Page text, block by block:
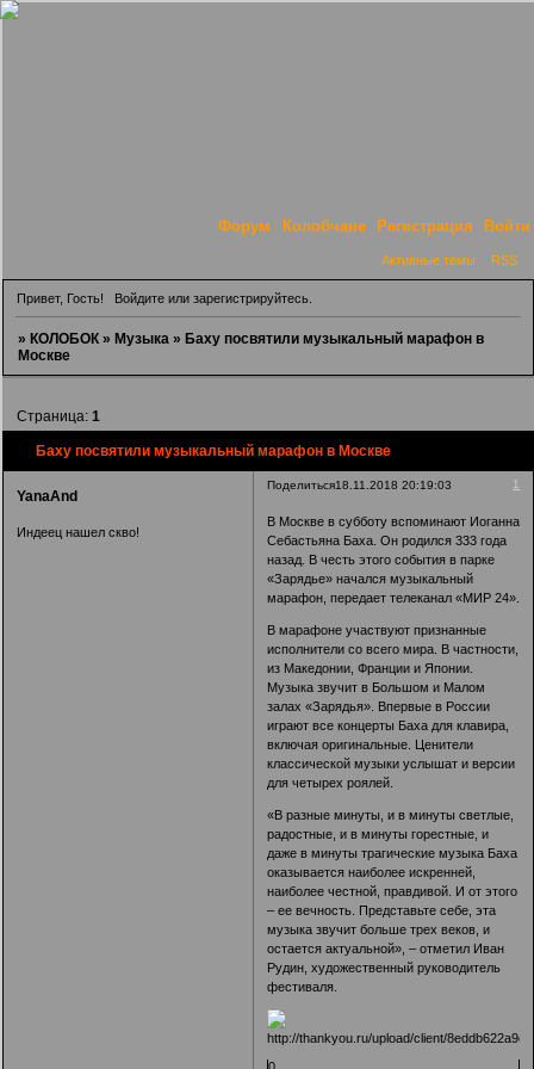
Форум Колобчане Регистрация Войти
Активные темы RSS
Привет, Гость! Войдитеили зарегистрируйтесь.
»КОЛОБОК »Музыка »Баху посвятили музыкальный марафон в
Москве
Баху посвятили музыкальный марафон в Москве
Страница:1
Поделиться 1
18.11.2018 20:19:03
YanaAnd
Индеец нашел скво!
В Москве в субботу вспоминают Иоганна
Себастьяна Баха. Он родился 333 года
назад. В честь этого события в парке
«Зарядье» начался музыкальный
марафон, передает телеканал «МИР 24».
В марафоне участвуют признанные
исполнители со всего мира. В частности,
из Македонии, Франции и Японии.
Музыка звучит в Большом и Малом
залах «Зарядья». Впервые в России
играют все концерты Баха для клавира,
включая оригинальные. Ценители
классической музыки услышат и версии
для четырех роялей.
«В разные минуты, и в минуты светлые,
радостные, и в минуты горестные, и
даже в минуты трагические музыка Баха
оказывается наиболее искренней,
наиболее честной, правдивой. И от этого
– ее вечность. Представьте себе, эта
музыка звучит больше трех веков, и
остается актуальной», – отметил Иван
Рудин, художественный руководитель
фестиваля.